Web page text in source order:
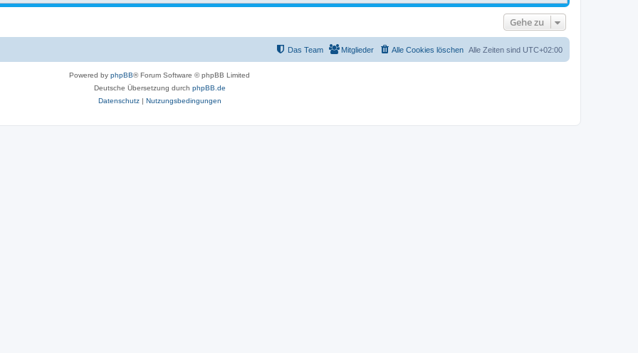
Gehe zu
Alle Zeiten sind UTC+02:00
Alle Cookies löschen
Mitglieder
Das Team
Powered by phpBB® Forum Software © phpBB Limited
Deutsche Übersetzung durch phpBB.de
Datenschutz| Nutzungsbedingungen